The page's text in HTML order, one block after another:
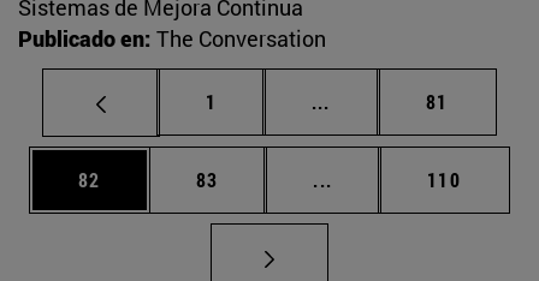
Sistemas de Mejora Continua
Publicado en: The Conversation
Página
1 ... Páginas intermedias
Página
81
Página
82 Página
83 ... Páginas intermedias
Página
110